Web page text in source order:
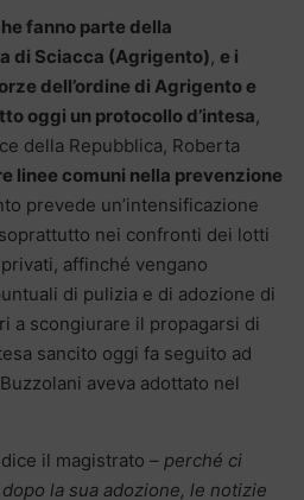
fanno parte della
di Sciacca (Agrigento), e i
dell’ordine di Agrigento e
oggi un protocollo d’intesa,
della Repubblica, Roberta
linee comuni nella prevenzione
prevede un’intensificazione
nei confronti dei lotti
affinché vengano
di pulizia e di adozione di
a scongiurare il propagarsi di
sancito oggi fa seguito ad
aveva adottato nel
il magistrato – perché ci
la sua adozione, le notizie